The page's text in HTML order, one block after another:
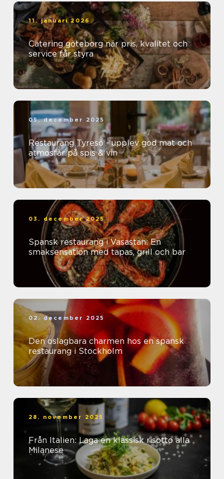
11. januari 2026
Catering göteborg när pris, kvalitet och
service får styra
05. december 2025
Restaurang Tyresö - upplev god mat och
atmosfär på spis & vin
03. december 2025
Spansk restaurang i Vasastan: En
smaksensation med tapas, grill och bar
02. december 2025
Den oslagbara charmen hos en spansk
restaurang i Stockholm
28. november 2025
Från Italien: Laga en klassisk risotto alla
Milanese